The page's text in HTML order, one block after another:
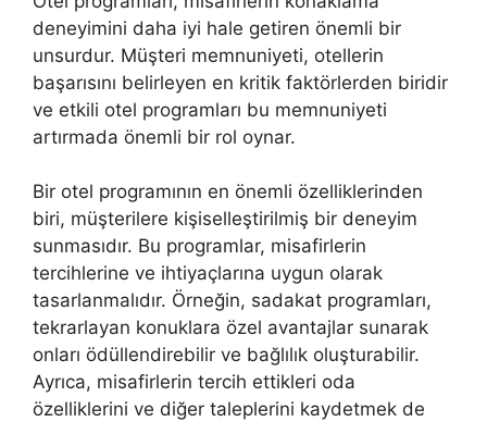
deneyimini daha iyi hale getiren önemli bir
unsurdur. Müşteri memnuniyeti, otellerin
başarısını belirleyen en kritik faktörlerden biridir
ve etkili otel programları bu memnuniyeti
artırmada önemli bir rol oynar.
Bir otel programının en önemli özelliklerinden
biri, müşterilere kişiselleştirilmiş bir deneyim
sunmasıdır. Bu programlar, misafirlerin
tercihlerine ve ihtiyaçlarına uygun olarak
tasarlanmalıdır. Örneğin, sadakat programları,
tekrarlayan konuklara özel avantajlar sunarak
onları ödüllendirebilir ve bağlılık oluşturabilir.
Ayrıca, misafirlerin tercih ettikleri oda
özelliklerini ve diğer taleplerini kaydetmek de